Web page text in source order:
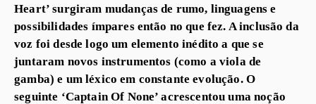
Heart’ surgiram mudanças de rumo, linguagens e
possibilidades ímpares então no que fez. A inclusão da
voz foi desde logo um elemento inédito a que se
juntaram novos instrumentos (como a viola de
gamba) e um léxico em constante evolução. O
seguinte ‘Captain Of None’ acrescentou uma noção